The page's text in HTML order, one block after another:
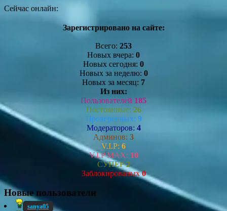
Сейчас онлайн:
Зарегистрировано на сайте:
Всего: 253
Новых вчера: 0
Новых сегодня: 0
Новых за неделю: 0
Новых за месяц: 7
Из них:
Пользователей 185
Постоянные: 26
Проверенных: 9
Модераторов: 4
Админов: 3
V.I.P: 6
V.I.P MAX: 10
СУПЕР2
Заблокированых0
Новые пользователи
sanya05